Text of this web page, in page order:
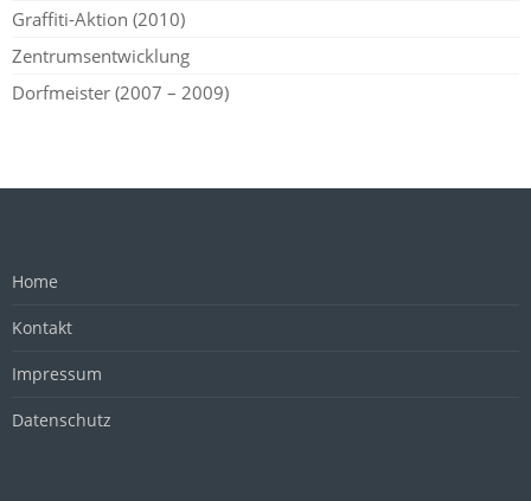
Graffiti-Aktion (2010)
Zentrumsentwicklung
Dorfmeister (2007 – 2009)
Home
Kontakt
Impressum
Datenschutz